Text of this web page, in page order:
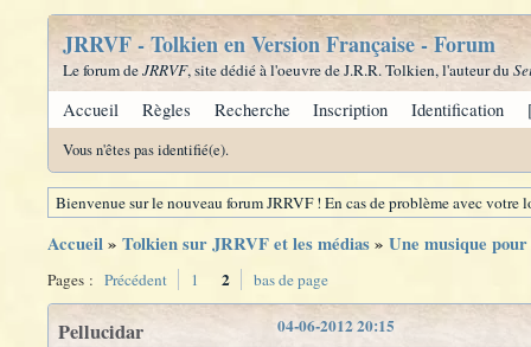
JRRVF - Tolkien en Version Française - Forum
Le forum deJRRVF, site dédié à l'oeuvre de J.R.R. Tolkien, l'auteur du
Accueil Règles Recherche Inscription Identification
Vous n'êtes pas identifié(e).
Bienvenue sur le nouveau forum JRRVF ! En cas de problème avec
Accueil» Tolkien sur JRRVF et les médias» Une musique
Pages : Précédent 1 2 bas de page
04-06-2012 20:15
Pellucidar